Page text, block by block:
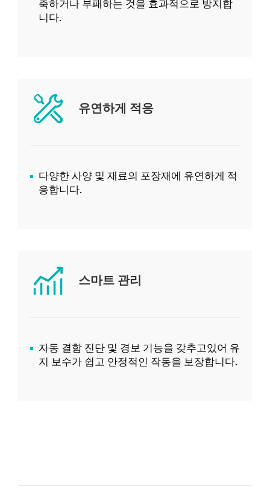
축하거나 부패하는 것을 효과적으로 방지합
니다.
유연하게 적응
다양한 사양 및 재료의 포장재에 유연하게 적
응합니다.
스마트 관리
자동 결함 진단 및 경보 기능을 갖추고있어 유
지 보수가 쉽고 안정적인 작동을 보장합니다.